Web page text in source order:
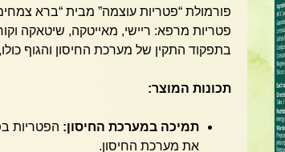
פורמולת “פטריות עוצמה” מבית “ברא
פטריות מרפא: ריישי, מאייטקה, שיטאקה
בתפקוד התקין של מערכת החיסון והגוף
תכונות המוצר:
תמיכה במערכת החיסון: הפטריות
את מערכת החיסון.